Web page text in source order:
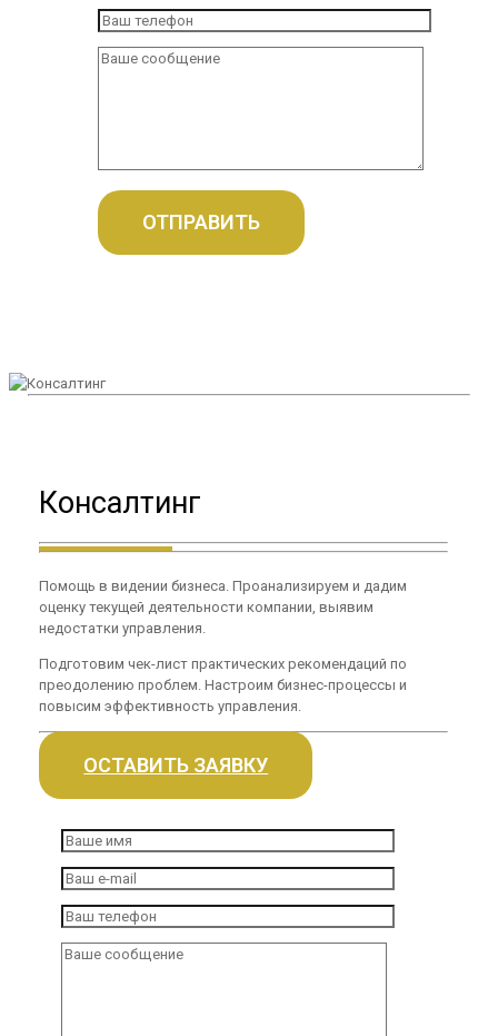
Консалтинг
Помощь в видении бизнеса. Проанализируем и дадим
оценку текущей деятельности компании, выявим
недостатки управления.
Подготовим чек-лист практических рекомендаций по
преодолению проблем. Настроим бизнес-процессы и
повысим эффективность управления.
ОСТАВИТЬ ЗАЯВКУ